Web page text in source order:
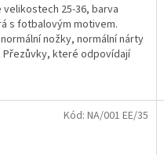
velikostech 25-36, barva
s fotbalovým motivem.
nožky, normální nárty
Přezůvky, které odpovídají
Kód: NA/001 EE/35